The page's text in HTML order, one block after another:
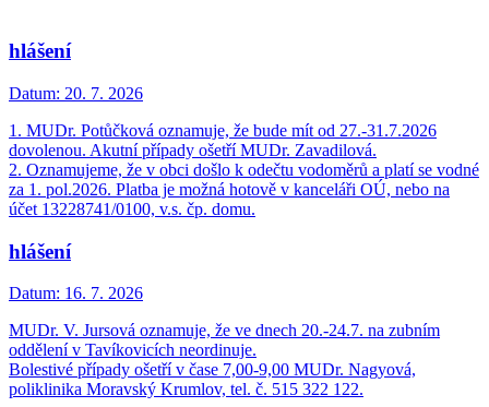
hlášení
Datum: 20. 7. 2026
1. MUDr. Potůčková oznamuje, že bude mít od 27.-31.7.2026
dovolenou. Akutní případy ošetří MUDr. Zavadilová.
2. Oznamujeme, že v obci došlo k odečtu vodoměrů a platí se vodné
za 1. pol.2026. Platba je možná hotově v kanceláři OÚ, nebo na
účet 13228741/0100, v.s. čp. domu.
hlášení
Datum: 16. 7. 2026
MUDr. V. Jursová oznamuje, že ve dnech 20.-24.7. na zubním
oddělení v Tavíkovicích neordinuje.
Bolestivé případy ošetří v čase 7,00-9,00 MUDr. Nagyová,
poliklinika Moravský Krumlov, tel. č. 515 322 122.